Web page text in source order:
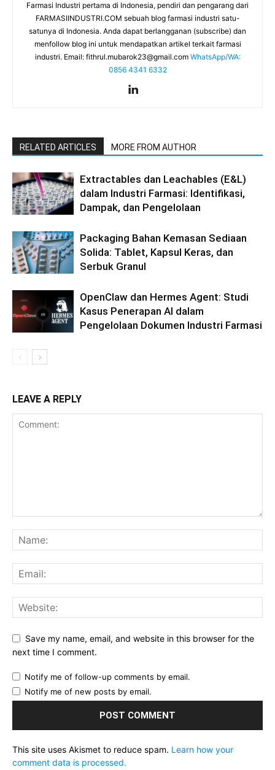
Farmasi Industri pertama di Indonesia, pendiri dan pengarang dari
FARMASIINDUSTRI.COM sebuah blog farmasi industri satu-
satunya di Indonesia. Anda dapat berlangganan (subscribe) dan
menfollow blog ini untuk mendapatkan artikel terkait farmasi
industri. Email: fithrul.mubarok23@gmail.com WhatsApp/WA:
0856 4341 6332
RELATED ARTICLES MORE FROM AUTHOR
Extractables dan Leachables (E&L)
dalam Industri Farmasi: Identifikasi,
Dampak, dan Pengelolaan
Packaging Bahan Kemasan Sediaan
Solida: Tablet, Kapsul Keras, dan
Serbuk Granul
OpenClaw dan Hermes Agent: Studi
Kasus Penerapan AI dalam
Pengelolaan Dokumen Industri Farmasi
LEAVE A REPLY
Save my name, email, and website in this browser for the
next time I comment.
Notify me of follow-up comments by email.
Notify me of new posts by email.
This site uses Akismet to reduce spam. Learn how your
comment data is processed.